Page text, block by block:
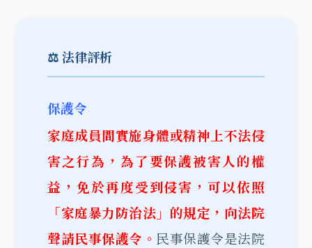
⚖️ 法律評析
保護令
家庭成員間實施身體或精神上不法侵
害之行為，為了要保護被害人的權
益，免於再度受到侵害，可以依照
「家庭暴力防治法」的規定，向法院
聲請民事保護令。 民事保護令是法院